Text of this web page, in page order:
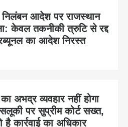
निलंबन आदेश पर राजस्थान
केवल तकनीकी त्रुटि से रद्द
का आदेश निरस्त
अभद्र व्यवहार नहीं होगा
पर सुप्रीम कोर्ट सख्त,
कार्रवाई का अधिकार